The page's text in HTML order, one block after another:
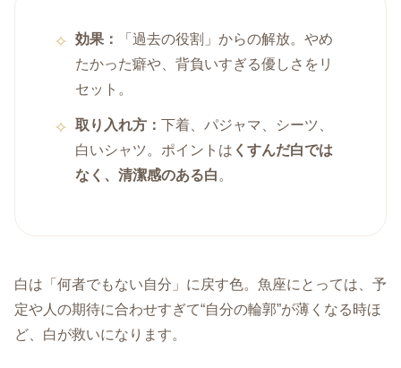
効果：
「過去の役割」からの解放。やめ
たかった癖や、背負いすぎる優しさをリ
セット。
取り入れ方：下着、パジャマ、シーツ、
白いシャツ。ポイントは くすんだ白では
なく、清潔感のある白 。
白は「何者でもない自分」に戻す色。魚座にとっては、予
定や人の期待に合わせすぎて“自分の輪郭”が薄くなる時ほ
ど、白が救いになります。